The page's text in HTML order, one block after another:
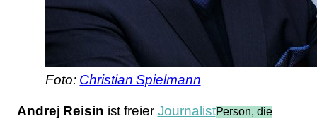
Foto: Christian Spielmann
Andrej Reisin ist freier JournalistPerson, die